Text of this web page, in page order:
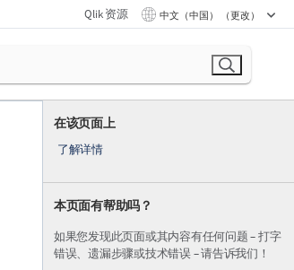
Qlik 资源 中文（中国） （更改）
在该页面上
了解详情
本页面有帮助吗？
如果您发现此页面或其内容有任何问题 – 打字
错误、遗漏步骤或技术错误 – 请告诉我们！